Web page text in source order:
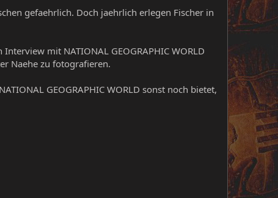
gefaehrlich. Doch jaehrlich erlegen Fischer in
mit NATIONAL GEOGRAPHIC WORLD
Naehe zu fotografieren.
GEOGRAPHIC WORLD sonst noch bietet,